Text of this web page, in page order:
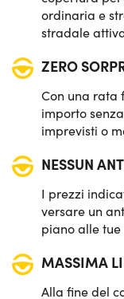
ordinaria e
stradale
ZERO
Con una rata
importo
imprevisti o
NESSUN
I prezzi
versare un
piano alle tue
MASSIMA
Alla fine del